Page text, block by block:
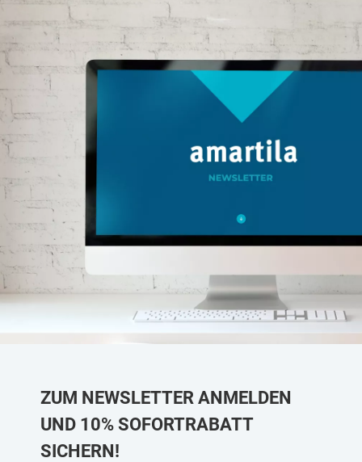
möchten, der Body Dock Lap Strap-
Gurt ist perfekt für Sie. Darüber
hinaus ist er auch eine großartige
Option für Menschen mit
Mobilitätsproblemen, da er eine
einfache Handhabung ermöglicht und
gleichzeitig eine Vielzahl von
Positionen unterstützt.
Verwenden Sie warmes Wasser und
Sexspielzeug-Reinigungsmittel.
einem kühlen, trockenen Ort auf, fern
von direkter Sonneneinstrahlung, um
das Material zu schützen.
Zusammenfassung Der PIPEDREAMS
Body Dock Lap Strap-Gurt ist die
perfekte Ergänzung für jeden, der auf
der Suche nach neuen erotischen
Erfahrungen ist. Mit seinem
Handhabung und der hohen Qualität
ist er sowohl für Solo- als auch für
Partnerspiele geeignet. Erleben Sie
unvergessliche Momente und bringen
ZUM NEWSLETTER ANMELDEN
UND 10% SOFORTRABATT
SICHERN!